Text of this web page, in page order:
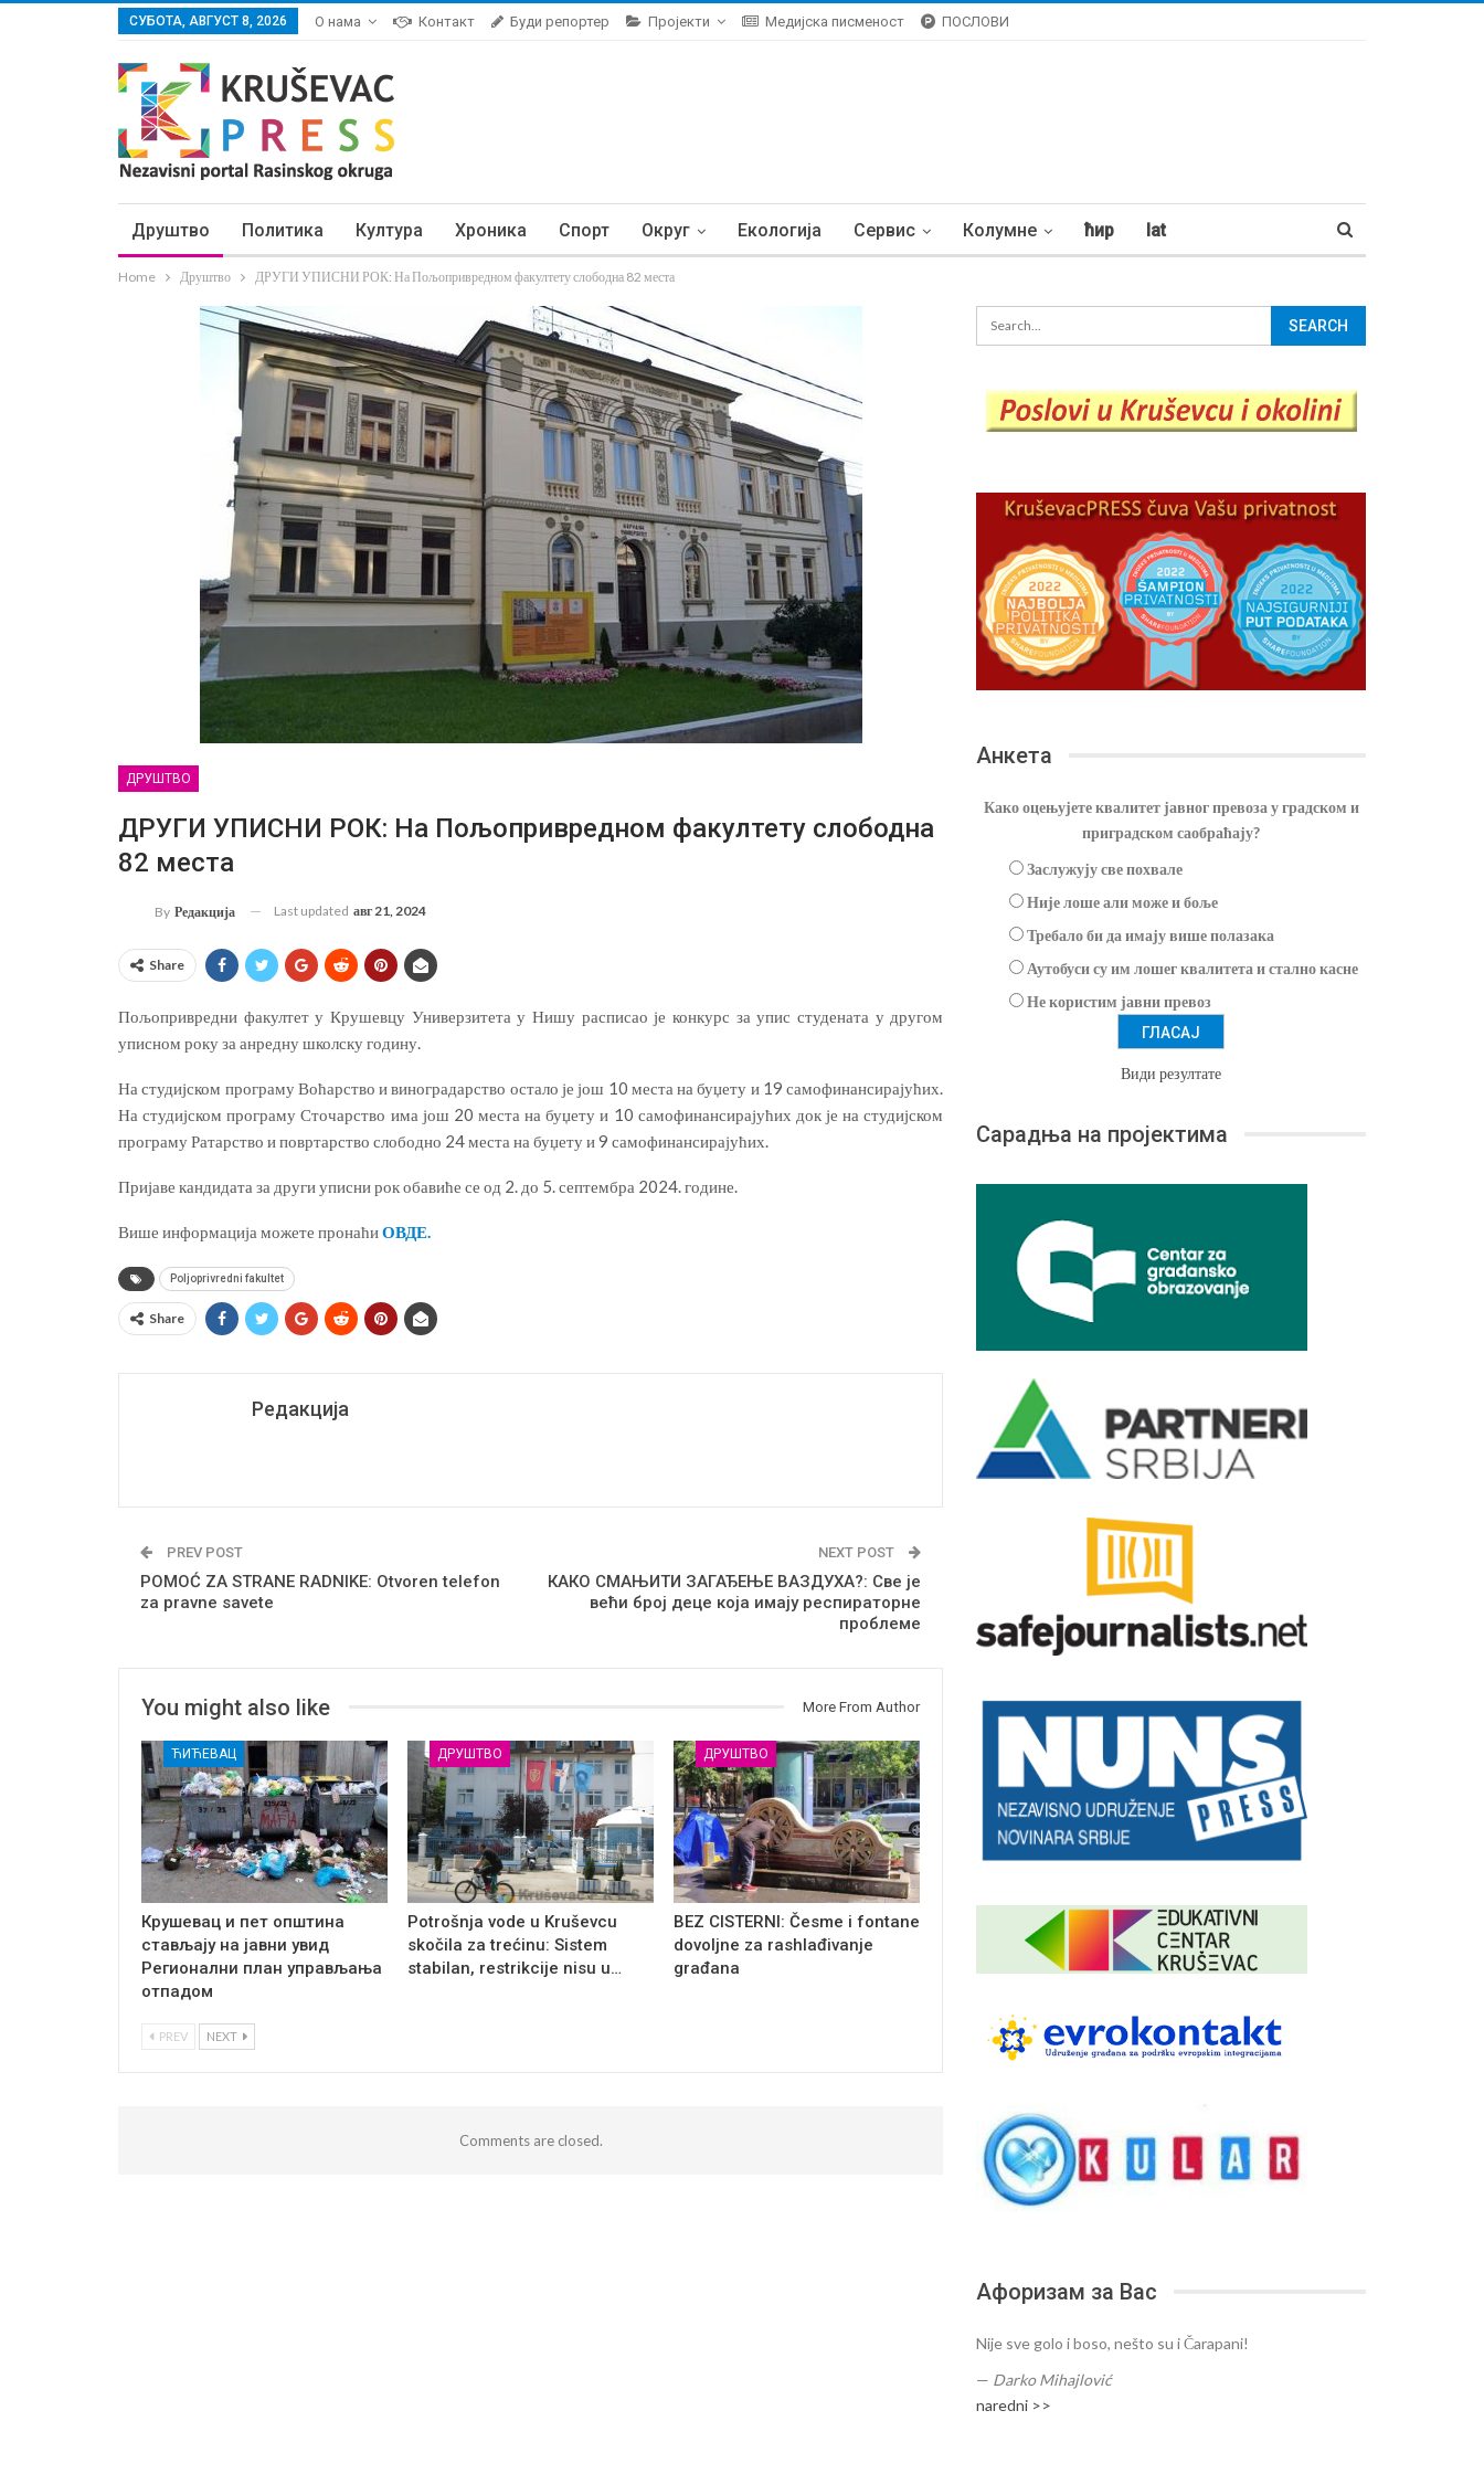
СУБОТА, АВГУСТ 8, 2026 О нама Контакт Буди репортер Пројекти Медијска писменост ПОСЛОВИ
Друштво Политика Култура Хроника Спорт Округ Екологија Сервис Колумне ћир lat
Home Друштво ДРУГИ УПИСНИ РОК: На Пољопривредном факултету слободна 82 места
ДРУШТВО
ДРУГИ УПИСНИ РОК: На Пољопривредном факултету слободна
82 места
By Редакција Last updated авг 21, 2024
Share
Пољопривредни факултет у Крушевцу Универзитета у Нишу расписао је конкурс за упис студената у другом
уписном року за анредну школску годину.
На студијском програму Воћарство и виноградарство остало је још 10 места на буџету и 19 самофинансирајућих.
На студијском програму Сточарство има још 20 места на буџету и 10 самофинансирајућих док је на студијском
програму Ратарство и повртарство слободно 24 места на буџету и 9 самофинансирајућих.
Пријаве кандидата за други уписни рок обавиће се од 2. до 5. септембра 2024. године.
Више информација можете пронаћиОВДЕ.
Poljoprivredni fakultet
Share
Редакција
PREV POST
POMOĆ ZA STRANE RADNIKE: Otvoren telefon
za pravne savete
NEXT POST
КАКО СМАЊИТИ ЗАГАЂЕЊЕ ВАЗДУХА?: Све је
већи број деце која имају респираторне
проблеме
You might also like More From Author
ЋИЋЕВАЦ
Крушевац и пет општина
стављају на јавни увид
Регионални план управљања
отпадом
ДРУШТВО
Potrošnja vode u Kruševcu
skočila za trećinu: Sistem
stabilan, restrikcije nisu u…
ДРУШТВО
BEZ CISTERNI: Česme i fontane
dovoljne za rashlađivanje
građana
PREV NEXT
Comments are closed.
Анкета
Како оцењујете квалитет јавног превоза у градском и
приградском саобраћају?
Заслужују све похвале
Није лоше али може и боље
Требало би да имају више полазака
Аутобуси су им лошег квалитета и стално касне
Не користим јавни превоз
Види резултате
Сарадња на пројектима
Афоризам за Вас
Nije sve golo i boso, nešto su i Čarapani!
— Darko Mihajlović
naredni >>